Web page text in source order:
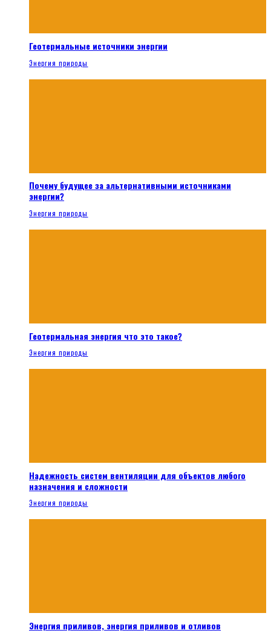
Геотермальные источники энергии
Энергия природы
Почему будущее за альтернативными источниками
энергии?
Энергия природы
Геотермальная энергия что это такое?
Энергия природы
Надежность систем вентиляции для объектов любого
назначения и сложности
Энергия природы
Энергия приливов, энергия приливов и отливов